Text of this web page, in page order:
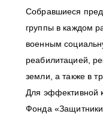
Собравшиеся
группы в каждом
военным
реабилитацией,
земли, а также в
Для эффективной
Фонда «Защитники